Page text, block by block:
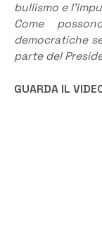
bullismo e
Come
democratiche
parte del
GUARDA IL